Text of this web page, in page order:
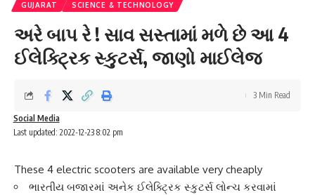
GUJARAT SCIENCE & TECHNOLOGY
અરે બાપ રે ! સાવ સસ્તામાં મળે છે આ 4
ઈલેક્ટ્રિક સ્કુટર્સ, જાણો માઈલેજ
Last updated: 2022-12-23 8:02 pm
Social Media
3 Min Read
These 4 electric scooters are available very cheaply
ભારતીય બજારમાં અનેક ઈલેક્ટ્રિક સ્કુટર્સ લોન્ચ કરવામાં